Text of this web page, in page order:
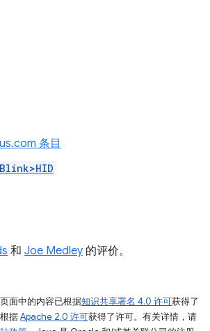
条目
Blink>HID
和 Joe Medley 的评价。
面中的内容已根据知识共享署名 4.0 许可获得了
据Apache 2.0 许可获得了许可。有关详情，请